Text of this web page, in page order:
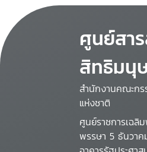
ศูนย์สา
สิทธิมนุ
สำนักงานคณะก
แห่งชาติ
ศูนย์ราชการเฉลิ
พรรษา 5 ธันวา